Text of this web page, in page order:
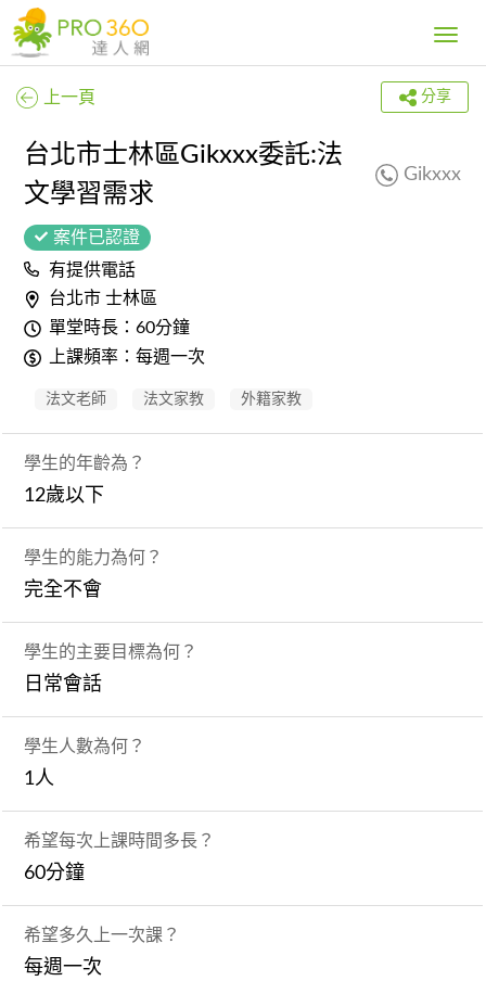
Toggle
上一頁 分享
台北市士林區Gikxxx委託:法
文學習需求
Gikxxx
案件已認證
有提供電話
台北市 士林區
單堂時長：60分鐘
上課頻率：每週一次
法文老師 法文家教 外籍家教
學生的年齡為？
12歲以下
學生的能力為何？
完全不會
學生的主要目標為何？
日常會話
學生人數為何？
1人
希望每次上課時間多長？
60分鐘
希望多久上一次課？
每週一次